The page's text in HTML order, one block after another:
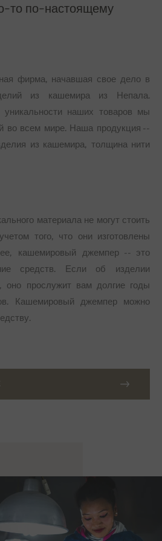
то по-настоящему
фирма, начавшая свое дело в
из кашемира из Непала.
уникальности наших товаров мы
во всем мире. Наша продукция --
из кашемира, толщина нити
материала не могут стоить
того, что они изготовлены
кашемировый джемпер -- это
средств. Если об изделии
оно прослужит вам долгие годы
Кашемировый джемпер можно